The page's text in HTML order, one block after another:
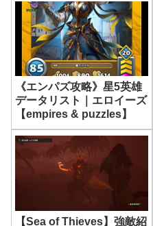
puzzles】
《エンパズ攻略》星5英雄
データリスト｜エロイーズ
【empires & puzzles】
【Sea of Thieves】強敵紹